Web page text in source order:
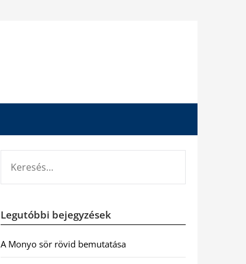
Legutóbbi bejegyzések
A Monyo sör rövid bemutatása